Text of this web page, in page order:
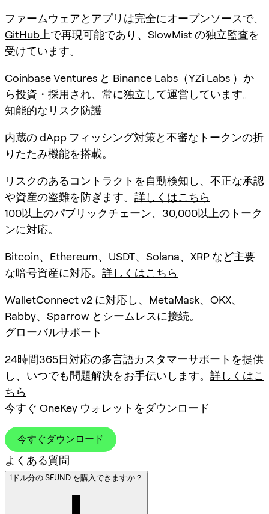
ファームウェアとアプリは完全にオープンソースで、
GitHub 上で再現可能であり、SlowMist の独立監査を
受けています。
Coinbase Ventures と Binance Labs（YZi Labs ）か
ら投資・採用され、常に独立して運営しています。
知能的なリスク防護
内蔵の dApp フィッシング対策と不審なトークンの折
りたたみ機能を搭載。
リスクのあるコントラクトを自動検知し、不正な承認
や資産の盗難を防ぎます。 詳しくはこちら
100以上のパブリックチェーン、30,000以上のトーク
ンに対応。
Bitcoin、Ethereum、USDT、Solana、XRP など主要
な暗号資産に対応。 詳しくはこちら
WalletConnect v2 に対応し、MetaMask、OKX、
Rabby、Sparrow とシームレスに接続。
グローバルサポート
24時間365日対応の多言語カスタマーサポートを提供
し、いつでも問題解決をお手伝いします。 詳しくはこ
ちら
今すぐ OneKey ウォレットをダウンロード
今すぐダウンロード
よくある質問
1ドル分の SFUND を購入できますか？